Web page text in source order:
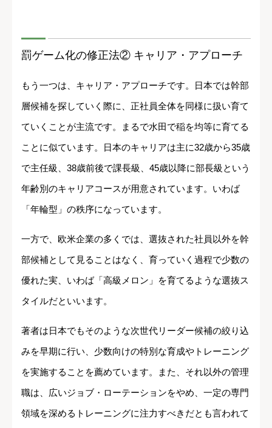
罰ゲーム化の修正法② キャリア・アプローチ
もう一つは、キャリア・アプローチです。日本では幹部
層候補を探していく際に、正社員全体を同様に扱い育て
ていくことが主流です。まるで水田で稲を均等に育てる
ことに似ています。日本のキャリアは主に32歳から35歳
で主任級、38歳前後で課長級、45歳以降に部長級という
年齢別のキャリアコースが用意されています。いわば
「年輪型」の秩序になっています。
一方で、欧米企業の多くでは、選抜された社員以外を幹
部候補として見ることはなく、育っていく過程で少数の
優れた実、いわば「高級メロン」を育てるような選抜ス
タイルだといいます。
著者は日本でもそのような次世代リーダー候補の絞り込
みを早期に行い、少数向けの特別な育成やトレーニング
を実施することを薦めています。また、それ以外の管理
職は、広いジョブ・ローテーションをやめ、一定の専門
領域を深めるトレーニングに注力すべきだとも言われて